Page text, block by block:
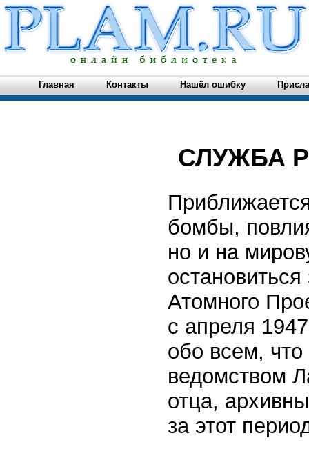
Главная Контакты Нашёл ошибку
СЛУЖБА
бомбы,
но и на
Атомного
с апреля
обо всем,
ведомством
отца,
за этот